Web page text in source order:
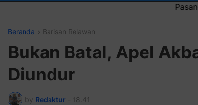
Pasang Iklan Running
Beranda Barisan Relawan
Bukan Batal, Apel
Diundur
by Redaktur - 18.41